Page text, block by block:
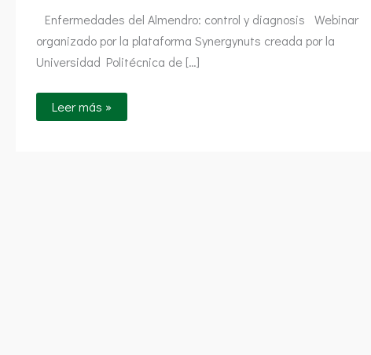
Enfermedades del Almendro: control y diagnosis Webinar
organizado por la plataforma Synergynuts creada por la
Universidad Politécnica de […]
Leer más »